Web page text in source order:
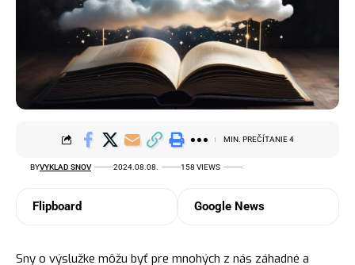
BYVYKLAD SNOV 2024.08.08. 158 VIEWS
MIN. PREČÍTANIE 4
Flipboard Google News
Sny o výslužke môžu byť pre mnohých z nás záhadné a